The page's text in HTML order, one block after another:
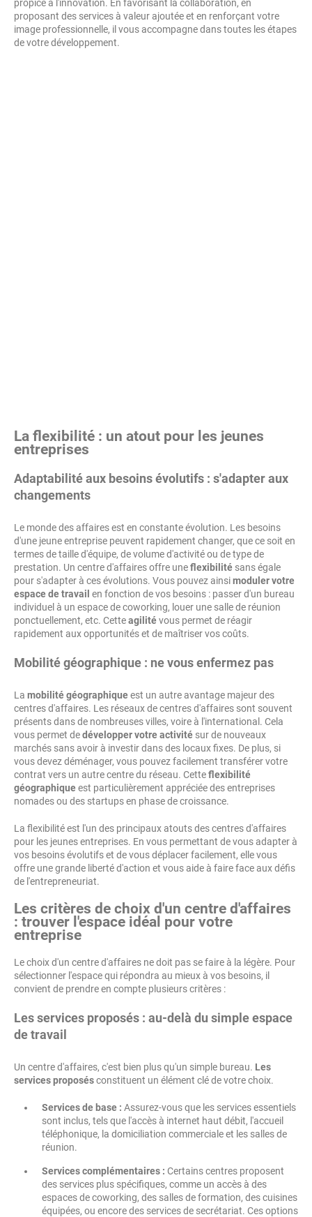
propice à l'innovation. En favorisant la collaboration, en
proposant des services à valeur ajoutée et en renforçant votre
image professionnelle, il vous accompagne dans toutes les étapes
de votre développement.
La flexibilité : un atout pour les jeunes
entreprises
Adaptabilité aux besoins évolutifs : s'adapter aux
changements
Le monde des affaires est en constante évolution. Les besoins
d'une jeune entreprise peuvent rapidement changer, que ce soit en
termes de taille d'équipe, de volume d'activité ou de type de
prestation. Un centre d'affaires offre uneflexibilité sans égale
pour s'adapter à ces évolutions. Vous pouvez ainsimoduler votre
espace de travail en fonction de vos besoins : passer d'un bureau
individuel à un espace de coworking, louer une salle de réunion
ponctuellement, etc. Cetteagilitévous permet de réagir
rapidement aux opportunités et de maîtriser vos coûts.
Mobilité géographique : ne vous enfermez pas
La mobilité géographiqueest un autre avantage majeur des
centres d'affaires. Les réseaux de centres d'affaires sont souvent
présents dans de nombreuses villes, voire à l'international. Cela
vous permet dedévelopper votre activité sur de nouveaux
marchés sans avoir à investir dans des locaux fixes. De plus, si
vous devez déménager, vous pouvez facilement transférer votre
contrat vers un autre centre du réseau. Cetteflexibilité
géographiqueest particulièrement appréciée des entreprises
nomades ou des startups en phase de croissance.
La flexibilité est l'un des principaux atouts des centres d'affaires
pour les jeunes entreprises. En vous permettant de vous adapter à
vos besoins évolutifs et de vous déplacer facilement, elle vous
offre une grande liberté d'action et vous aide à faire face aux défis
de l'entrepreneuriat.
Les critères de choix d'un centre d'affaires
: trouver l'espace idéal pour votre
entreprise
Le choix d'un centre d'affaires ne doit pas se faire à la légère. Pour
sélectionner l'espace qui répondra au mieux à vos besoins, il
convient de prendre en compte plusieurs critères :
Les services proposés : au-delà du simple espace
de travail
Un centre d'affaires, c'est bien plus qu'un simple bureau. Les
services proposésconstituent un élément clé de votre choix.
Services de base : Assurez-vous que les services essentiels
sont inclus, tels que l'accès à internet haut débit, l'accueil
téléphonique, la domiciliation commerciale et les salles de
réunion.
Services complémentaires : Certains centres proposent
des services plus spécifiques, comme un accès à des
espaces de coworking, des salles de formation, des cuisines
équipées, ou encore des services de secrétariat. Ces options